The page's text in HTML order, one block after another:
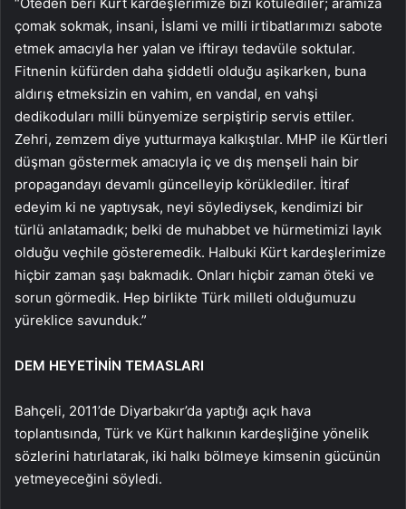
çomak sokmak, insani, İslami ve milli irtibatlarımızı sabote
etmek amacıyla her yalan ve iftirayı tedavüle soktular.
Fitnenin küfürden daha şiddetli olduğu aşikarken, buna
aldırış etmeksizin en vahim, en vandal, en vahşi
dedikoduları milli bünyemize serpiştirip servis ettiler.
Zehri, zemzem diye yutturmaya kalkıştılar. MHP ile Kürtleri
düşman göstermek amacıyla iç ve dış menşeli hain bir
propagandayı devamlı güncelleyip körüklediler. İtiraf
edeyim ki ne yaptıysak, neyi söylediysek, kendimizi bir
türlü anlatamadık; belki de muhabbet ve hürmetimizi layık
olduğu veçhile gösteremedik. Halbuki Kürt kardeşlerimize
hiçbir zaman şaşı bakmadık. Onları hiçbir zaman öteki ve
sorun görmedik. Hep birlikte Türk milleti olduğumuzu
yüreklice savunduk.”
DEM HEYETİNİN TEMASLARI
Bahçeli, 2011’de Diyarbakır’da yaptığı açık hava
toplantısında, Türk ve Kürt halkının kardeşliğine yönelik
sözlerini hatırlatarak, iki halkı bölmeye kimsenin gücünün
yetmeyeceğini söyledi.